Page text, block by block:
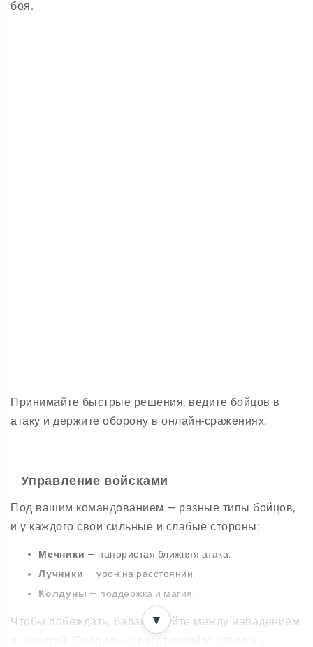
боя.
Принимайте быстрые решения, ведите бойцов в
атаку и держите оборону в онлайн-сражениях.
Управление войсками
Под вашим командованием — разные типы бойцов,
и у каждого свои сильные и слабые стороны:
Мечники — напористая ближняя атака.
Лучники — урон на расстоянии.
Колдуны — поддержка и магия.
Чтобы побеждать, балансируйте между нападением
▼